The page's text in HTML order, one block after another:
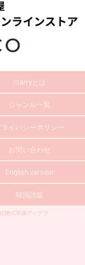
marryとは
ジャンル一覧
ライバシーポリシー
お問い合わせ
English version
韓国語版
婚式準備アイデア